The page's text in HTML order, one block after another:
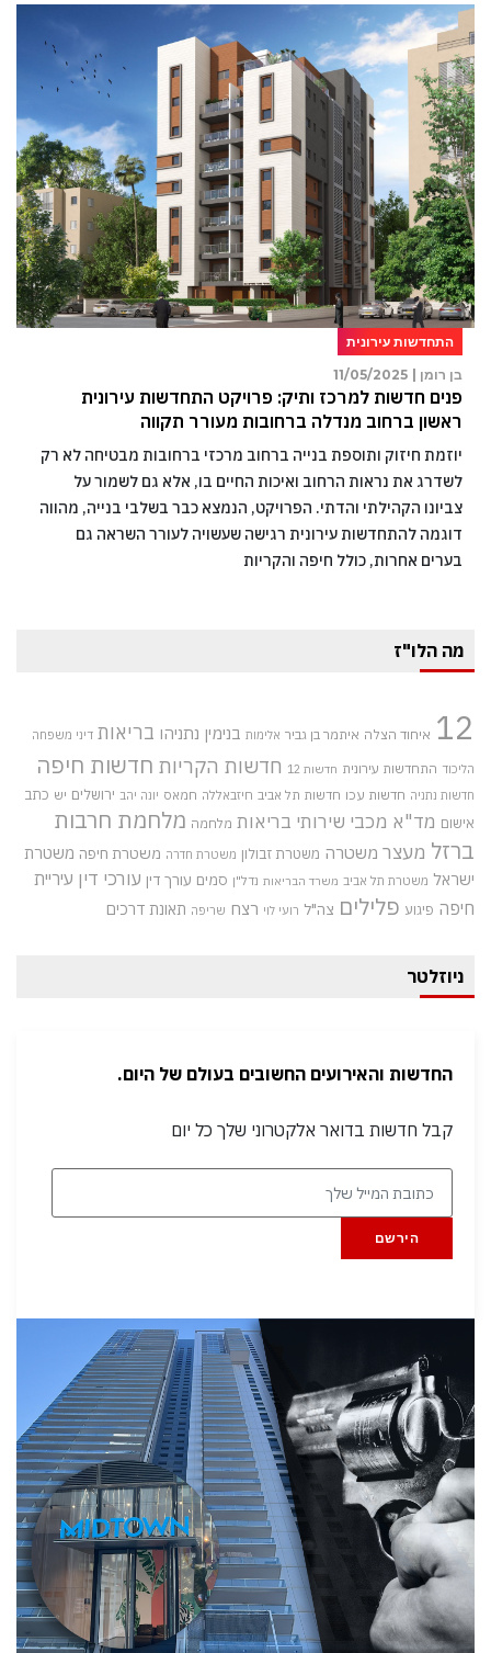
התחדשות עירונית
בן רומן |
11/05/2025
פנים חדשות למרכז ותיק: פרויקט התחדשות עירונית
ראשון ברחוב מנדלה ברחובות מעורר תקווה
יוזמת חיזוק ותוספת בנייה ברחוב מרכזי ברחובות מבטיחה לא רק
לשדרג את נראות הרחוב ואיכות החיים בו, אלא גם לשמור על
צביונו הקהילתי והדתי. הפרויקט, הנמצא כבר בשלבי בנייה, מהווה
דוגמה להתחדשות עירונית רגישה שעשויה לעורר השראה גם
בערים אחרות, כולל חיפה והקריות
מה הלו"ז
12 איחוד הצלה איתמר בן גביר אלימות בנימין נתניהו בריאות דיני משפחה
הליכוד התחדשות עירונית חדשות 12 חדשות הקריות חדשות חיפה
חדשות נתניה חדשות עכו חדשות תל אביב חיזבאללה חמאס יונה יהב ירושלים יש כתב
אישום מד"א מכבי שירותי בריאות מלחמה מלחמת חרבות
ברזל מעצר משטרה משטרת זבולון משטרת חדרה משטרת חיפה משטרת
ישראל משטרת תל אביב משרד הבריאות נדל"ן סמים עורך דין עורכי דין עיריית
חיפה פיגוע פלילים צה"ל רועי לוי רצח שריפה תאונת דרכים
ניוזלטר
החדשות והאירועים החשובים בעולם של היום.
קבל חדשות בדואר אלקטרוני שלך כל יום
הירשם